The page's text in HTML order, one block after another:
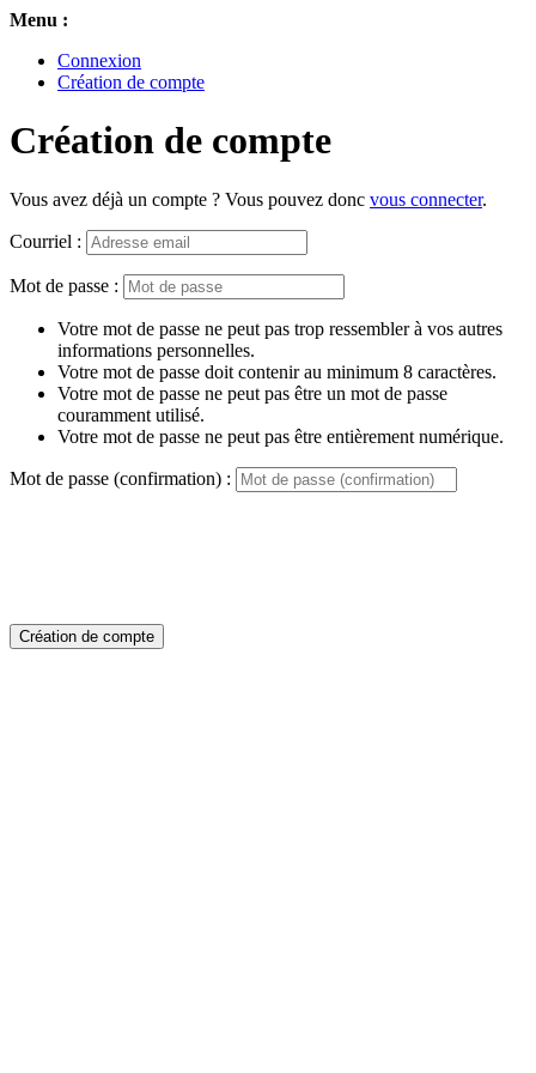
Menu :
Connexion
Création de compte
Création de compte
Vous avez déjà un compte ? Vous pouvez donc vous connecter.
Courriel :
Mot de passe :
Votre mot de passe ne peut pas trop ressembler à vos autres
informations personnelles.
Votre mot de passe doit contenir au minimum 8 caractères.
Votre mot de passe ne peut pas être un mot de passe
couramment utilisé.
Votre mot de passe ne peut pas être entièrement numérique.
Mot de passe (confirmation) :
Création de compte